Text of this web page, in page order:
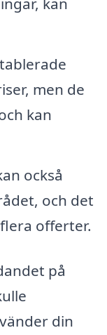
men de
kan
också
och det
offerter.
på
din